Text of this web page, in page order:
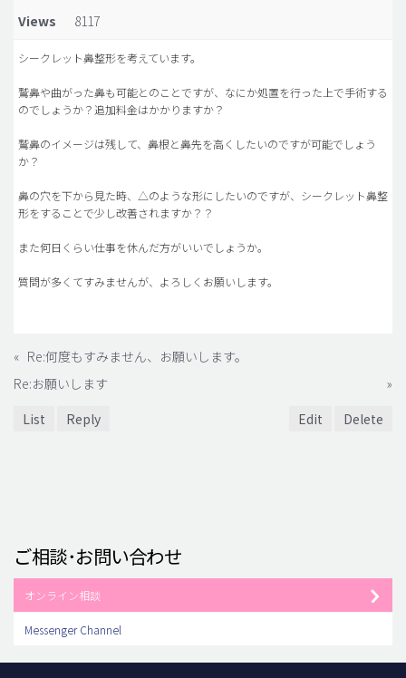
病院紹介
安全整形
ご相談のお問い合わせ
Views
8117
シークレット鼻整形を考えています。
鷲鼻や曲がった鼻も可能とのことですが、なにか処置を行った上で手術する
のでしょうか？追加料金はかかりますか？
鷲鼻のイメージは残して、鼻根と鼻先を高くしたいのですが可能でしょう
か？
鼻の穴を下から見た時、△のような形にしたいのですが、シークレット鼻整
形をすることで少し改善されますか？？
また何日くらい仕事を休んだ方がいいでしょうか。
質問が多くてすみませんが、よろしくお願いします。
« Re:何度もすみません、お願いします。
Re:お願いします
»
List
Reply Edit Delete
ご相談･お問い合わせ
オンライン相談
Messenger Channel